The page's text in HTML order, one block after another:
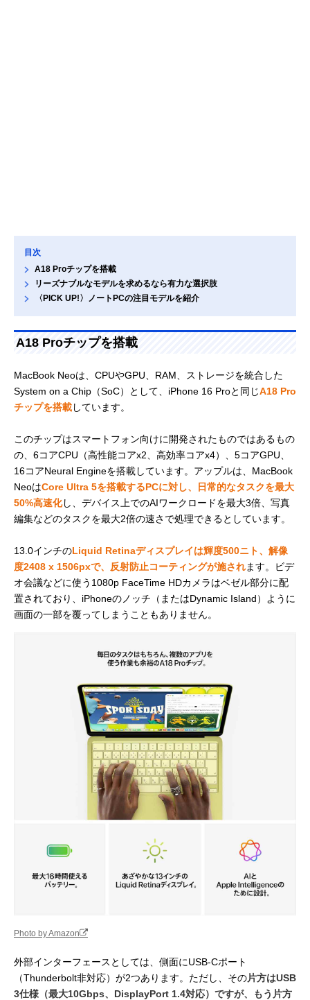
目次
A18 Proチップを搭載
リーズナブルなモデルを求めるなら有力な選択肢
〈PICK UP!〉ノートPCの注目モデルを紹介
A18 Proチップを搭載
MacBook Neoは、CPUやGPU、RAM、ストレージを統合した
System on a Chip（SoC）として、iPhone 16 Proと同じA18 Pro
チップを搭載しています。
このチップはスマートフォン向けに開発されたものではあるもの
の、6コアCPU（高性能コアx2、高効率コアx4）、5コアGPU、
16コアNeural Engineを搭載しています。アップルは、MacBook
NeoはCore Ultra 5を搭載するPCに対し、日常的なタスクを最大
50%高速化し、デバイス上でのAIワークロードを最大3倍、写真
編集などのタスクを最大2倍の速さで処理できるとしています。
13.0インチのLiquid Retinaディスプレイは輝度500ニト、解像
度2408 x 1506pxで、反射防止コーティングが施されます。ビデ
オ会議などに使う1080p FaceTime HDカメラはベゼル部分に配
置されており、iPhoneのノッチ（またはDynamic Island）ように
画面の一部を覆ってしまうこともありません。
Photo by Amazon
外部インターフェースとしては、側面にUSB-Cポート
（Thunderbolt非対応）が2つあります。ただし、その片方はUSB
3仕様（最大10Gbps、DisplayPort 1.4対応）ですが、もう片方